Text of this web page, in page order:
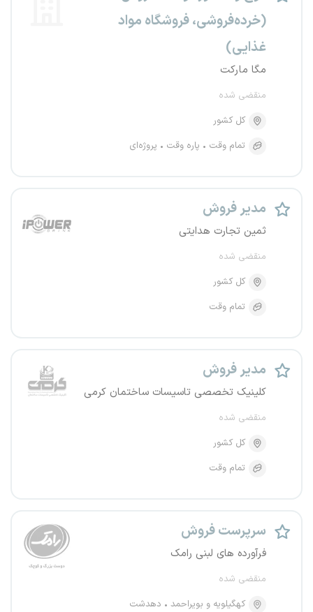
(خرده‌فروشی، فروشگاه مواد
غذایی)
مگا مارکت
منقضی شده
کل کشور
تمام وقت
پاره وقت پروژه‌ای
مدیر فروش
ثمین تجارت هدایتی
منقضی شده
کل کشور
تمام وقت
مدیر فروش
کلینیک تخصصی تاسیسات ساختمان کرمی
منقضی شده
کل کشور
تمام وقت
سرپرست فروش
فرآورده های لبنی رامک
منقضی شده
کهگیلویه و بویراحمد
دهدشت